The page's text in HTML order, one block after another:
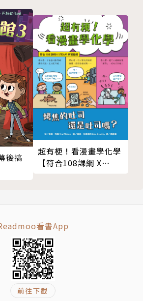
人權、社會議題推送到讀者面前。
後搞
超有梗！看漫畫學化學
【符合108課綱 X
看書App
前往下載